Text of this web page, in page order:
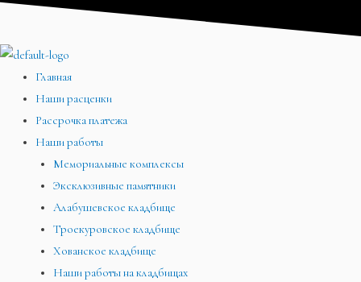
Перейти
содержимому
Главная
Наши расценки
Рассрочка платежа
Наши работы
Мемориальные комплексы
Эксклюзивные памятники
Алабушевское кладбище
Троекуровское кладбище
Хованское кладбище
Наши работы на кладбищах